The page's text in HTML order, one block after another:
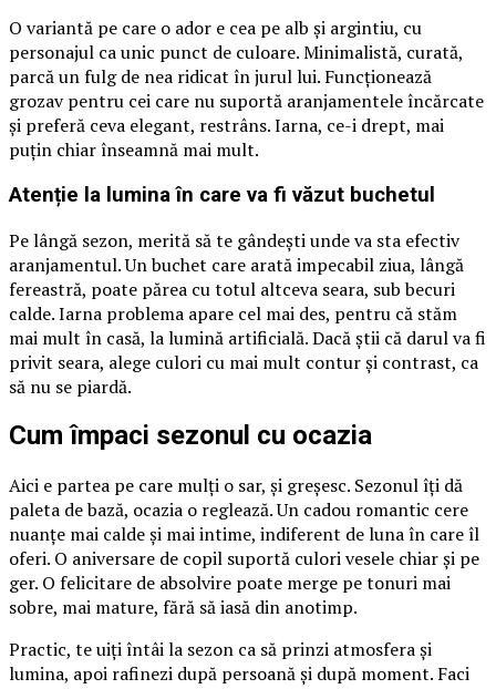
O variantă pe care o ador e cea pe alb și argintiu, cu
personajul ca unic punct de culoare. Minimalistă, curată,
parcă un fulg de nea ridicat în jurul lui. Funcționează
grozav pentru cei care nu suportă aranjamentele încărcate
și preferă ceva elegant, restrâns. Iarna, ce-i drept, mai
puțin chiar înseamnă mai mult.
Atenție la lumina în care va fi văzut buchetul
Pe lângă sezon, merită să te gândești unde va sta efectiv
aranjamentul. Un buchet care arată impecabil ziua, lângă
fereastră, poate părea cu totul altceva seara, sub becuri
calde. Iarna problema apare cel mai des, pentru că stăm
mai mult în casă, la lumină artificială. Dacă știi că darul va fi
privit seara, alege culori cu mai mult contur și contrast, ca
să nu se piardă.
Cum împaci sezonul cu ocazia
Aici e partea pe care mulți o sar, și greșesc. Sezonul îți dă
paleta de bază, ocazia o reglează. Un cadou romantic cere
nuanțe mai calde și mai intime, indiferent de luna în care îl
oferi. O aniversare de copil suportă culori vesele chiar și pe
ger. O felicitare de absolvire poate merge pe tonuri mai
sobre, mai mature, fără să iasă din anotimp.
Practic, te uiți întâi la sezon ca să prinzi atmosfera și
lumina, apoi rafinezi după persoană și după moment. Faci